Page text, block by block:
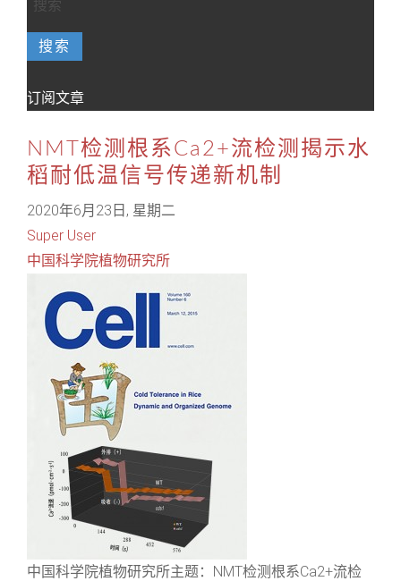
搜索
订阅文章
NMT检测根系Ca2+流检测揭示水
稻耐低温信号传递新机制
2020年6月23日, 星期二
Super User
中国科学院植物研究所
中国科学院植物研究所主题：NMT检测根系Ca2+流检